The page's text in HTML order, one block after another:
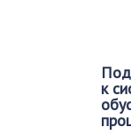
к